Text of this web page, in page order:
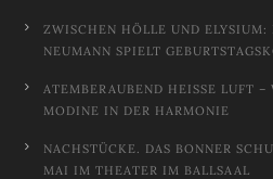
ZWISCHEN HÖLLE UND ELYSIUM:
NEUMANN SPIELT
ATEMBERAUBEND HEISSE LUFT –
ODINE IN DER HARMONIE
NACHSTÜCKE. DAS BONNER
MAI IM THEATER IM BALLSAAL